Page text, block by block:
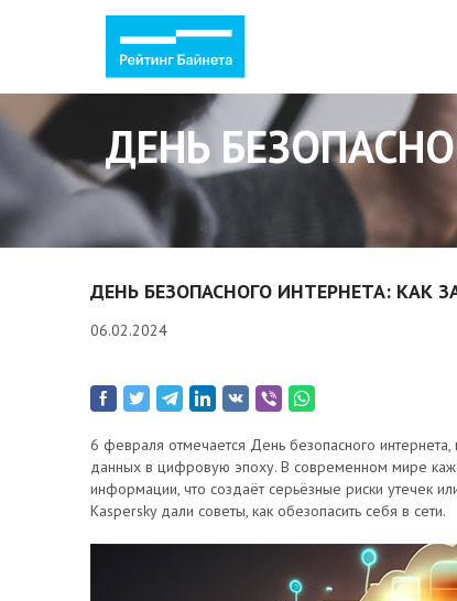
ДЕНЬ
ДЕНЬ БЕЗОПАСНОГО ИНТЕРНЕТА: КАК
06.02.2024
6 февраля отмечается День безопасного
данных в цифровую эпоху. В современном мире
информации, что создаёт серьёзные риски утечек
Kaspersky дали советы, как обезопасить себя в сети.